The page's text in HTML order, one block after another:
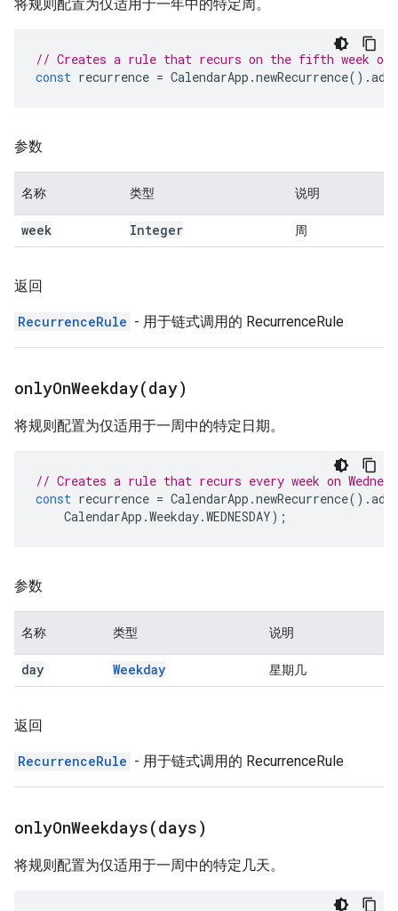
将规则配置为仅适用于一年中的特定周。
// Creates a rule that recurs on the fifth week of
const recurrence = CalendarApp .newRecurrence().
参数
名称 类型 说明
week Integer 周
返回
RecurrenceRule - 用于链式调用的 RecurrenceRule
onlyOnWeekday(day)
将规则配置为仅适用于一周中的特定日期。
// Creates a rule that recurs every week on
const recurrence = CalendarApp .newRecurrence().
CalendarApp .Weekday.WEDNESDAY);
参数
名称 类型 说明
day Weekday 星期几
返回
RecurrenceRule - 用于链式调用的 RecurrenceRule
onlyOnWeekdays(days)
将规则配置为仅适用于一周中的特定几天。